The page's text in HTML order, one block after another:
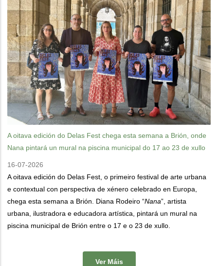
A oitava edición do Delas Fest chega esta semana a Brión, onde
Nana pintará un mural na piscina municipal do 17 ao 23 de xullo
16-07-2026
A oitava edición do Delas Fest, o primeiro festival de arte urbana
e contextual con perspectiva de xénero celebrado en Europa,
chega esta semana a Brión. Diana Rodeiro “Nana”, artista
urbana, ilustradora e educadora artística, pintará un mural na
piscina municipal de Brión entre o 17 e o 23 de xullo.
Ver Máis